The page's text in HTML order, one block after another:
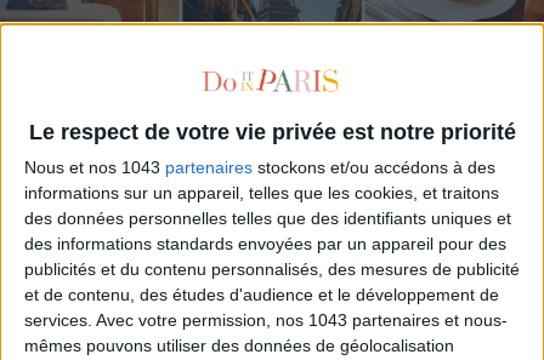
Le respect de votre vie privée est notre priorité
Nous et nos 1043 partenaires stockons et/ou accédons à des
informations sur un appareil, telles que les cookies, et traitons
des données personnelles telles que des identifiants uniques et
des informations standards envoyées par un appareil pour des
publicités et du contenu personnalisés, des mesures de publicité
et de contenu, des études d'audience et le développement de
services. Avec votre permission, nos 1043 partenaires et nous-
mêmes pouvons utiliser des données de géolocalisation
LES (VRAIES) BONNES ADRESSE À CONNAÎTRE AUTOUR DE LA TOUR EIFFEL